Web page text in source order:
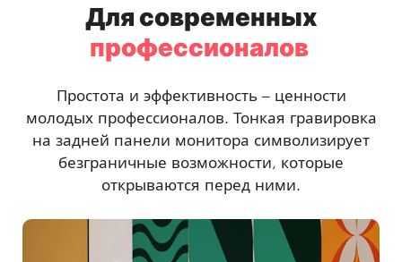
Для современных
профессионалов
Простота и эффективность – ценности
молодых профессионалов. Тонкая гравировка
на задней панели монитора символизирует
безграничные возможности, которые
открываются перед ними.